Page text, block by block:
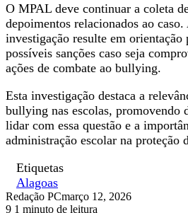
O MPAL deve continuar a coleta
depoimentos relacionados ao
investigação resulte em orientação
possíveis sanções caso seja
ações de combate ao bullying.
Esta investigação destaca a
bullying nas escolas, promovendo
lidar com essa questão e a
administração escolar na proteção
Etiquetas
Alagoas
Redação PCmarço 12, 2026
9 1 minuto de leitura